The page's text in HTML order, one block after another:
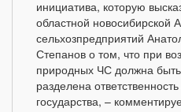
инициатива, которую
областной новосибирской
сельхозпредприятий
Степанов о том, что при
природных ЧС должна быть
разделена
государства, –